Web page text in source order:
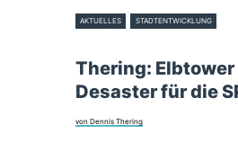
AKTUELLES STADTENTWICKLUNG
Thering:
Desaster für die
von Dennis Thering